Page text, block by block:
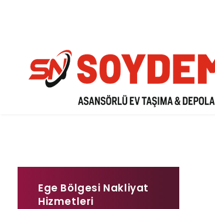
Ege Bölgesi Nakliyat
Hizmetleri